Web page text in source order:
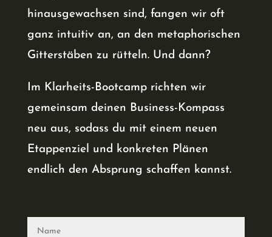
hinausgewachsen sind, fangen wir oft
ganz intuitiv an, an den metaphorischen
Gitterstäben zu rütteln. Und dann?
Im Klarheits-Bootcamp richten wir
gemeinsam deinen Business-Kompass
neu aus, sodass du mit einem neuen
Etappenziel und konkreten Plänen
endlich den Absprung schaffen kannst.
Name